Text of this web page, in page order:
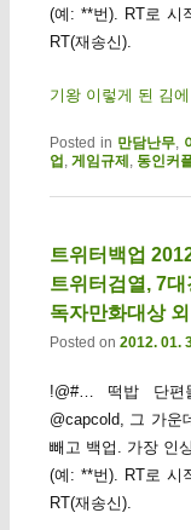
(예: **번). RT로 시
RT(재송신).
기왕 이렇게 된 김
Posted in 만담난무,
업 , 게임규제 , 동인커
트위터백업
트위터검열, 7
독자만화대상 외
Posted on 2012. 01.
!@#… 떡밥 단편
@capcold, 그 가운
빼고 백업. 가장 인
(예: **번). RT로 시
RT(재송신).